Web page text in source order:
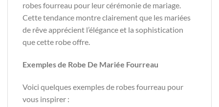
robes fourreau pour leur cérémonie de mariage.
Cette tendance montre clairement que les mariées
de rêve apprécient l’élégance et la sophistication
que cette robe offre.
Exemples de Robe De Mariée Fourreau
Voici quelques exemples de robes fourreau pour
vous inspirer :